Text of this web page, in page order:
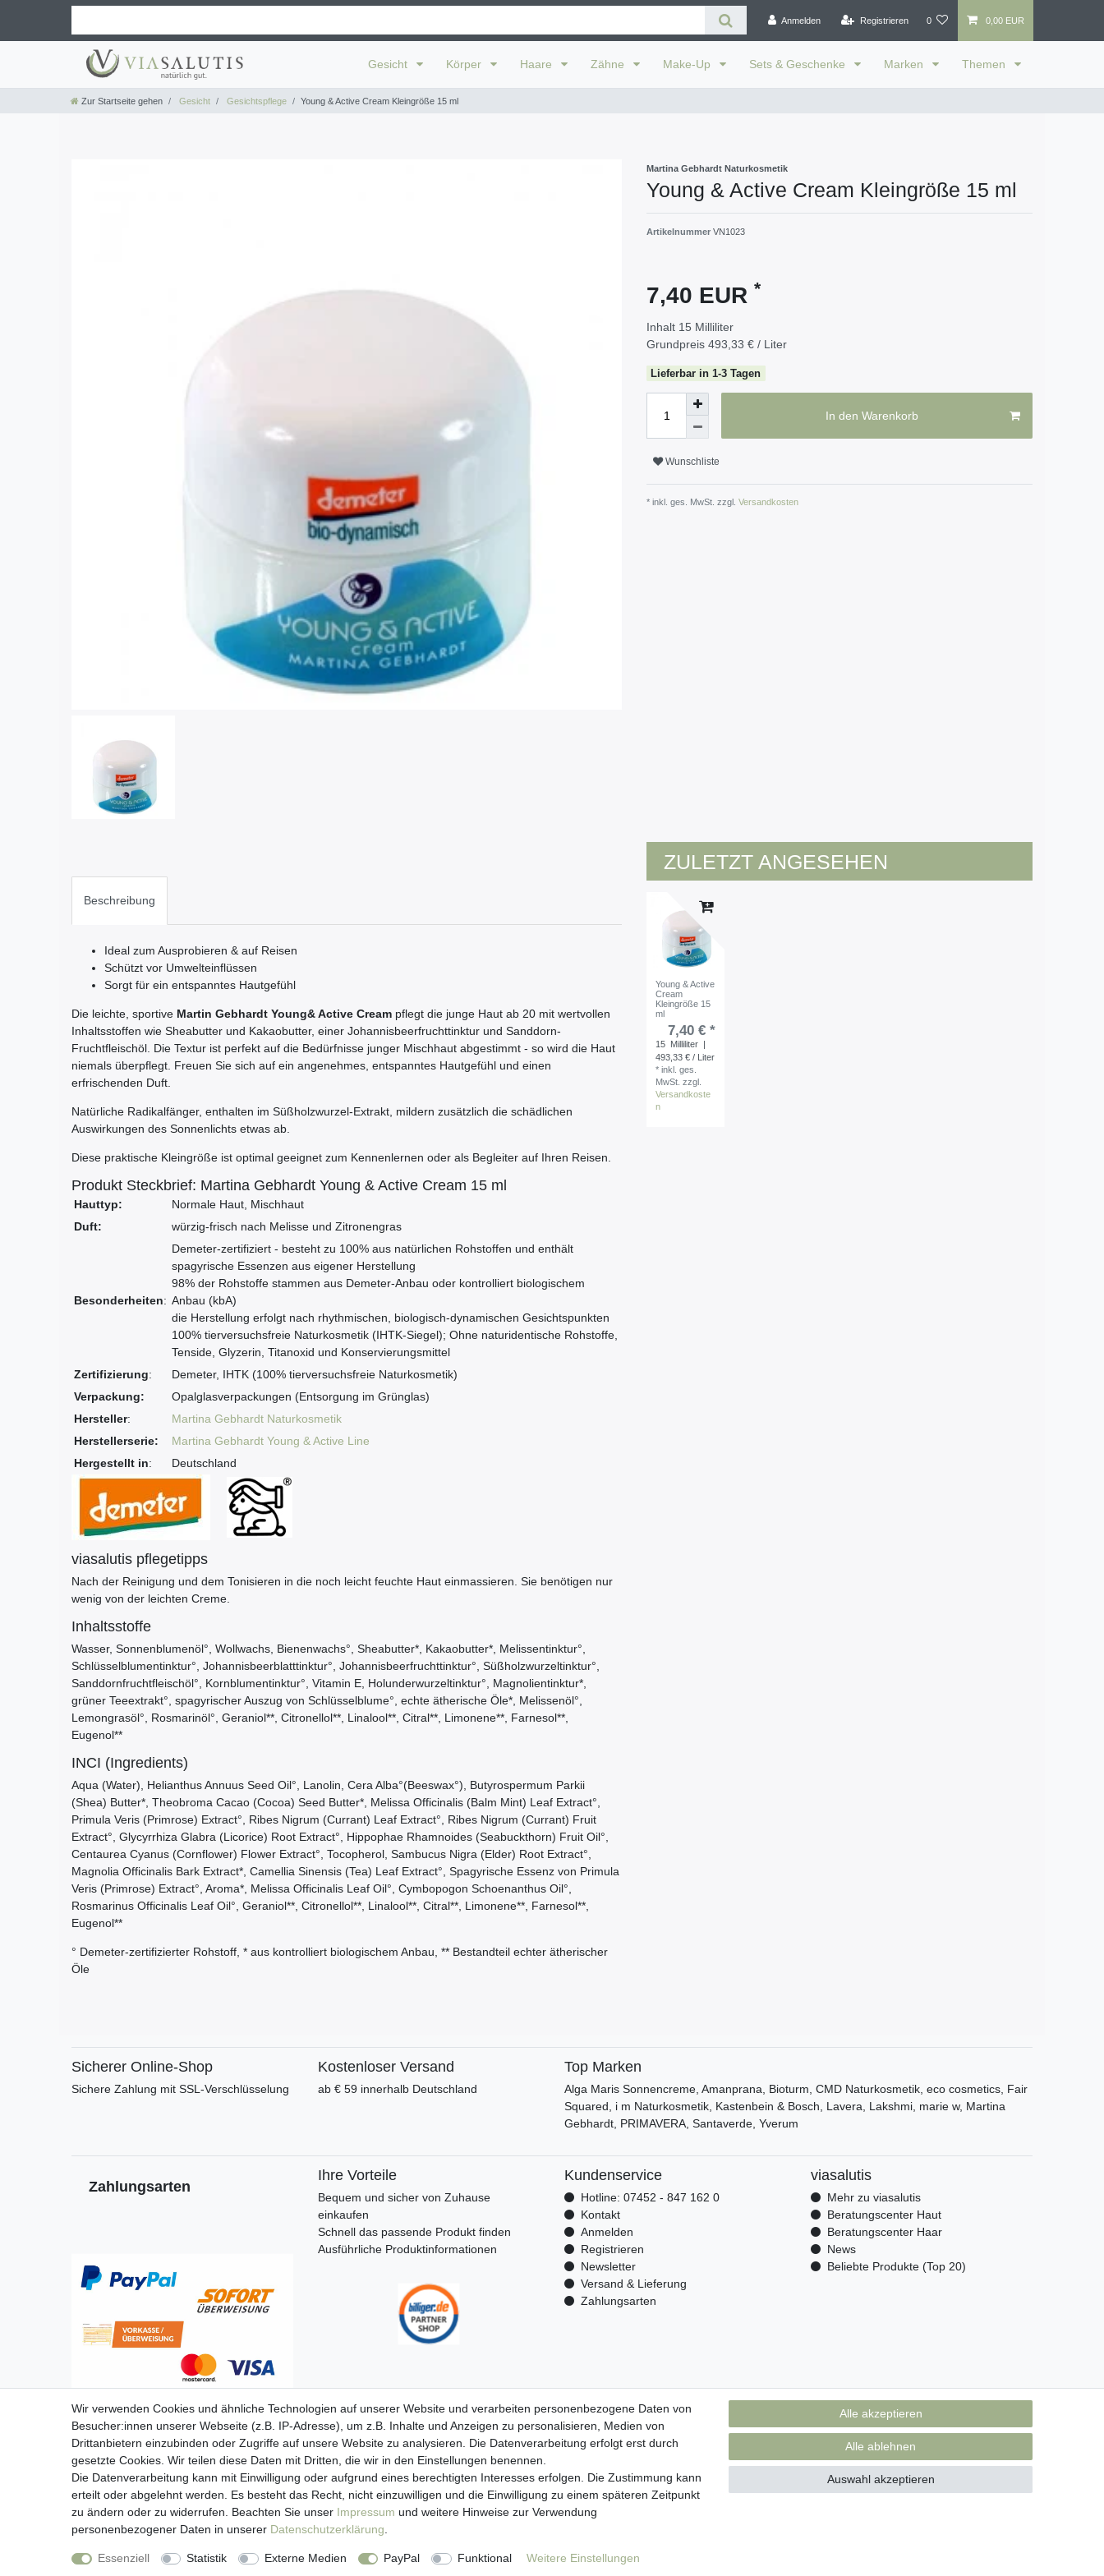
Anmelden Registrieren 0 0,00 EUR
Gesicht Körper Haare Zähne Make-Up Sets & Geschenke Marken Themen
Zur Startseite gehen Gesicht Gesichtspflege Young & Active Cream Kleingröße 15 ml
Martina Gebhardt Naturkosmetik
Young & Active Cream Kleingröße 15 ml
Artikelnummer VN1023
7,40 EUR *
Inhalt 15 Milliliter
Grundpreis 493,33 € / Liter
Lieferbar in 1-3 Tagen
In den Warenkorb
Wunschliste
* inkl. ges. MwSt. zzgl. Versandkosten
Beschreibung
Ideal zum Ausprobieren & auf Reisen
Schützt vor Umwelteinflüssen
Sorgt für ein entspanntes Hautgefühl
Die leichte, sportive Martin Gebhardt Young& Active Cream pflegt die junge Haut ab 20 mit wertvollen
Inhaltsstoffen wie Sheabutter und Kakaobutter, einer Johannisbeerfruchttinktur und Sanddorn-
Fruchtfleischöl. Die Textur ist perfekt auf die Bedürfnisse junger Mischhaut abgestimmt - so wird die Haut
niemals überpflegt. Freuen Sie sich auf ein angenehmes, entspanntes Hautgefühl und einen
erfrischenden Duft.
Natürliche Radikalfänger, enthalten im Süßholzwurzel-Extrakt, mildern zusätzlich die schädlichen
Auswirkungen des Sonnenlichts etwas ab.
Diese praktische Kleingröße ist optimal geeignet zum Kennenlernen oder als Begleiter auf Ihren Reisen.
Produkt Steckbrief: Martina Gebhardt Young & Active Cream 15 ml
Hauttyp:
Normale Haut, Mischhaut
Duft:
würzig-frisch nach Melisse und Zitronengras
Besonderheiten:
Demeter-zertifiziert - besteht zu 100% aus natürlichen Rohstoffen und enthält
spagyrische Essenzen aus eigener Herstellung
98% der Rohstoffe stammen aus Demeter-Anbau oder kontrolliert biologischem
Anbau (kbA)
die Herstellung erfolgt nach rhythmischen, biologisch-dynamischen Gesichtspunkten
100% tierversuchsfreie Naturkosmetik (IHTK-Siegel); Ohne naturidentische Rohstoffe,
Tenside, Glyzerin, Titanoxid und Konservierungsmittel
Zertifizierung:
Demeter, IHTK (100% tierversuchsfreie Naturkosmetik)
Verpackung:
Opalglasverpackungen (Entsorgung im Grünglas)
Hersteller:
Martina Gebhardt Naturkosmetik
Herstellerserie:
Martina Gebhardt Young & Active Line
Hergestellt in: Deutschland
viasalutis pflegetipps
Nach der Reinigung und dem Tonisieren in die noch leicht feuchte Haut einmassieren. Sie benötigen nur
wenig von der leichten Creme.
Inhaltsstoffe
Wasser, Sonnenblumenöl°, Wollwachs, Bienenwachs°, Sheabutter*, Kakaobutter*, Melissentinktur°,
Schlüsselblumentinktur°, Johannisbeerblatttinktur°, Johannisbeerfruchttinktur°, Süßholzwurzeltinktur°,
Sanddornfruchtfleischöl°, Kornblumentinktur°, Vitamin E, Holunderwurzeltinktur°, Magnolientinktur*,
grüner Teeextrakt°, spagyrischer Auszug von Schlüsselblume°, echte ätherische Öle*, Melissenöl°,
Lemongrasöl°, Rosmarinöl°, Geraniol**, Citronellol**, Linalool**, Citral**, Limonene**, Farnesol**,
Eugenol**
INCI (Ingredients)
Aqua (Water), Helianthus Annuus Seed Oil°, Lanolin, Cera Alba°(Beeswax°), Butyrospermum Parkii
(Shea) Butter*, Theobroma Cacao (Cocoa) Seed Butter*, Melissa Officinalis (Balm Mint) Leaf Extract°,
Primula Veris (Primrose) Extract°, Ribes Nigrum (Currant) Leaf Extract°, Ribes Nigrum (Currant) Fruit
Extract°, Glycyrrhiza Glabra (Licorice) Root Extract°, Hippophae Rhamnoides (Seabuckthorn) Fruit Oil°,
Centaurea Cyanus (Cornflower) Flower Extract°, Tocopherol, Sambucus Nigra (Elder) Root Extract°,
Magnolia Officinalis Bark Extract*, Camellia Sinensis (Tea) Leaf Extract°, Spagyrische Essenz von Primula
Veris (Primrose) Extract°, Aroma*, Melissa Officinalis Leaf Oil°, Cymbopogon Schoenanthus Oil°,
Rosmarinus Officinalis Leaf Oil°, Geraniol**, Citronellol**, Linalool**, Citral**, Limonene**, Farnesol**,
Eugenol**
° Demeter-zertifizierter Rohstoff, * aus kontrolliert biologischem Anbau, ** Bestandteil echter ätherischer
Öle
ZULETZT ANGESEHEN
Young & Active
Cream
Kleingröße 15
ml
7,40 € *
15 Milliliter |
493,33 € / Liter
*inkl. ges.
MwSt. zzgl.
Versandkoste
n
Sicherer Online-Shop
Sichere Zahlung mit SSL-Verschlüsselung
Kostenloser Versand
ab € 59 innerhalb Deutschland
Top Marken
Alga Maris Sonnencreme, Amanprana, Bioturm, CMD Naturkosmetik, eco cosmetics, Fair
Squared, i m Naturkosmetik, Kastenbein & Bosch, Lavera, Lakshmi, marie w, Martina
Gebhardt, PRIMAVERA, Santaverde, Yverum
Zahlungsarten
Ihre Vorteile
Bequem und sicher von Zuhause
einkaufen
Schnell das passende Produkt finden
Ausführliche Produktinformationen
Kundenservice
Hotline: 07452 - 847 162 0
Kontakt
Anmelden
Registrieren
Newsletter
Versand & Lieferung
Zahlungsarten
viasalutis
Mehr zu viasalutis
Beratungscenter Haut
Beratungscenter Haar
News
Beliebte Produkte (Top 20)
Wir verwenden Cookies und ähnliche Technologien auf unserer Website und verarbeiten personenbezogene Daten von
Besucher:innen unserer Webseite (z.B. IP-Adresse), um z.B. Inhalte und Anzeigen zu personalisieren, Medien von
Drittanbietern einzubinden oder Zugriffe auf unsere Website zu analysieren. Die Datenverarbeitung erfolgt erst durch
gesetzte Cookies. Wir teilen diese Daten mit Dritten, die wir in den Einstellungen benennen.
Die Datenverarbeitung kann mit Einwilligung oder aufgrund eines berechtigten Interesses erfolgen. Die Zustimmung kann
erteilt oder abgelehnt werden. Es besteht das Recht, nicht einzuwilligen und die Einwilligung zu einem späteren Zeitpunkt
zu ändern oder zu widerrufen. Beachten Sie unser Impressum und weitere Hinweise zur Verwendung
personenbezogener Daten in unserer Daten­schutz­erklärung
Essenziell Statistik Externe Medien PayPal Funktional Weitere Einstellungen
Alle akzeptieren
Alle ablehnen
Auswahl akzeptieren